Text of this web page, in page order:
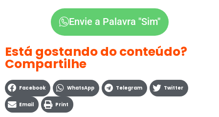
Envie a Palavra "Sim"
Está gostando do conteúdo?
Compartilhe
Facebook WhatsApp Telegram Twitter
Email Print